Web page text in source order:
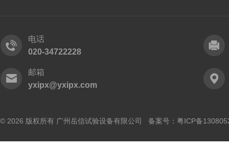
电话
020-34722228
邮箱
yxipx@yxipx.com
© 2026 版权所有 广州岳信试验设备有限公司 备案号： 粤ICP备